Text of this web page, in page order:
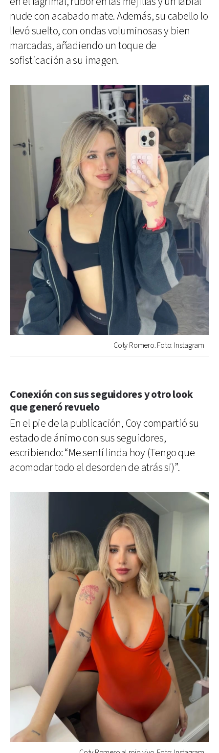
nude con acabado mate. Además, su cabello lo
llevó suelto, con ondas voluminosas y bien
marcadas, añadiendo un toque de
sofisticación a su imagen.
Coty Romero. Foto: Instagram
Conexión con sus seguidores y otro look
que generó revuelo
En el pie de la publicación, Coy compartió su
estado de ánimo con sus seguidores,
escribiendo: “Me sentí linda hoy (Tengo que
acomodar todo el desorden de atrás si)”.